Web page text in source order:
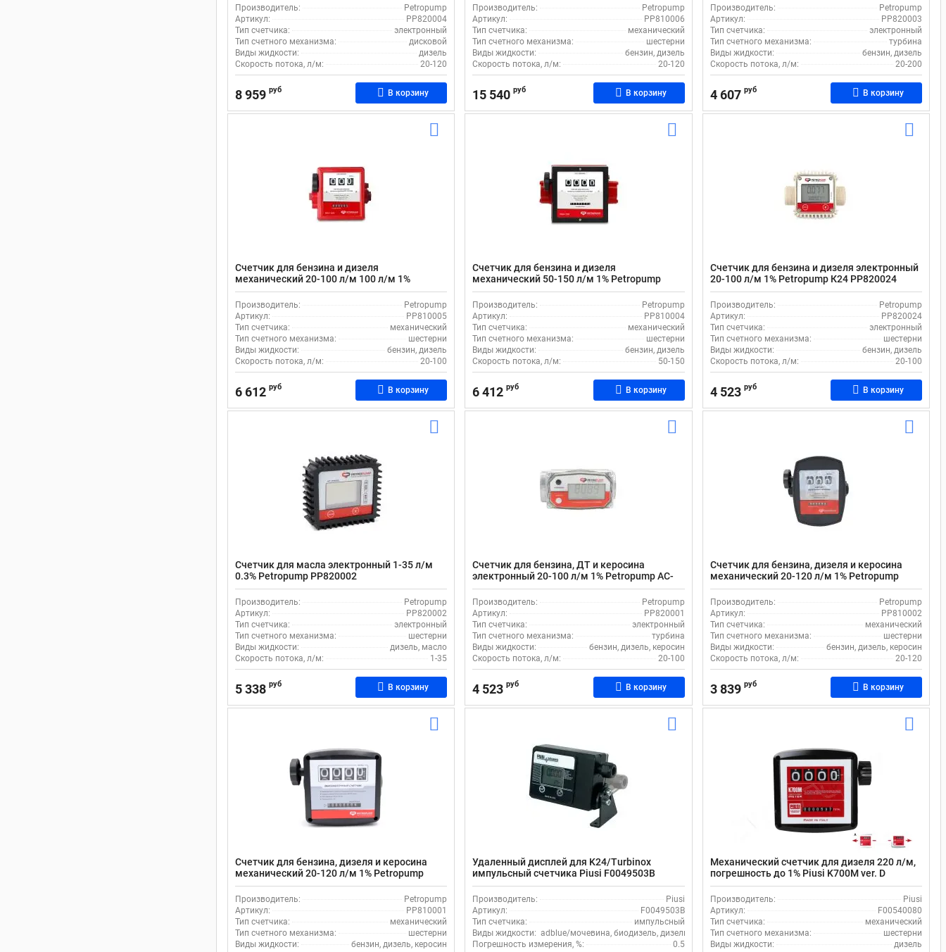
Производитель:
Petropump
Артикул:
PP820004
Тип счетчика:
электронный
Тип счетного механизма:
дисковой
Виды жидкости:
дизель
Скорость потока, л/м:
20-120
8 959 руб В корзину
Производитель:
Petropump
Артикул:
PP810006
Тип счетчика:
механический
Тип счетного механизма:
шестерни
Виды жидкости:
бензин, дизель
Скорость потока, л/м:
20-120
15 540 руб В корзину
Производитель:
Petropump
Артикул:
PP820003
Тип счетчика:
электронный
Тип счетного механизма:
турбина
Виды жидкости:
бензин, дизель
Скорость потока, л/м:
20-200
4 607 руб В корзину
Счетчик для бензина и дизеля
механический 20-100 л/м 100 л/м 1%
Petropump MG3-100 PP810005
Производитель:
Petropump
Артикул:
PP810005
Тип счетчика:
механический
Тип счетного механизма:
шестерни
Виды жидкости:
бензин, дизель
Скорость потока, л/м:
20-100
6 612 руб В корзину
Счетчик для бензина и дизеля
механический 50-150 л/м 1% Petropump
PP810004
Производитель:
Petropump
Артикул:
PP810004
Тип счетчика:
механический
Тип счетного механизма:
шестерни
Виды жидкости:
бензин, дизель
Скорость потока, л/м:
50-150
6 412 руб В корзину
Счетчик для бензина и дизеля электронный
20-100 л/м 1% Petropump К24 PP820024
Производитель:
Petropump
Артикул:
PP820024
Тип счетчика:
электронный
Тип счетного механизма:
шестерни
Виды жидкости:
бензин, дизель
Скорость потока, л/м:
20-100
4 523 руб В корзину
Счетчик для масла электронный 1-35 л/м
0.3% Petropump PP820002
Производитель:
Petropump
Артикул:
PP820002
Тип счетчика:
электронный
Тип счетного механизма:
шестерни
Виды жидкости:
дизель, масло
Скорость потока, л/м:
1-35
5 338 руб В корзину
Счетчик для бензина, ДТ и керосина
электронный 20-100 л/м 1% Petropump AC-
TM-1 PP820001
Производитель:
Petropump
Артикул:
PP820001
Тип счетчика:
электронный
Тип счетного механизма:
турбина
Виды жидкости:
бензин, дизель, керосин
Скорость потока, л/м:
20-100
4 523 руб В корзину
Счетчик для бензина, дизеля и керосина
механический 20-120 л/м 1% Petropump
PP810002
Производитель:
Petropump
Артикул:
PP810002
Тип счетчика:
механический
Тип счетного механизма:
шестерни
Виды жидкости:
бензин, дизель, керосин
Скорость потока, л/м:
20-120
3 839 руб В корзину
Счетчик для бензина, дизеля и керосина
механический 20-120 л/м 1% Petropump
PP810001
Производитель:
Petropump
Артикул:
PP810001
Тип счетчика:
механический
Тип счетного механизма:
шестерни
Виды жидкости:
бензин, дизель, керосин
Удаленный дисплей для K24/Turbinox
импульсный счетчика Piusi F0049503B
Производитель:
Piusi
Артикул:
F0049503B
Тип счетчика:
импульсный
Виды жидкости: adblue/мочевина, биодизель, дизель, масло, стеклоомыватель, вода
Погрешность измерения, %:
0.5
Механический счетчик для дизеля 220 л/м,
погрешность до 1% Piusi K700M ver. D
F00540080
Производитель:
Piusi
Артикул:
F00540080
Тип счетчика:
механический
Тип счетного механизма:
шестерни
Виды жидкости:
дизель